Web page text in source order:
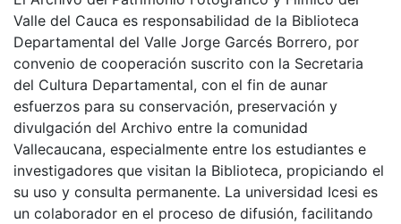
Valle del Cauca es responsabilidad de la Biblioteca
Departamental del Valle Jorge Garcés Borrero, por
convenio de cooperación suscrito con la Secretaria
del Cultura Departamental, con el fin de aunar
esfuerzos para su conservación, preservación y
divulgación del Archivo entre la comunidad
Vallecaucana, especialmente entre los estudiantes e
investigadores que visitan la Biblioteca, propiciando el
su uso y consulta permanente. La universidad Icesi es
un colaborador en el proceso de difusión, facilitando